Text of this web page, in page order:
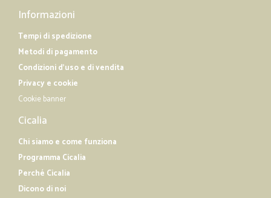
Informazioni
Tempi di spedizione
Metodi di pagamento
Condizioni d'uso e di vendita
Privacy e cookie
Cookie banner
Cicalia
Chi siamo e come funziona
Programma Cicalia
Perché Cicalia
Dicono di noi